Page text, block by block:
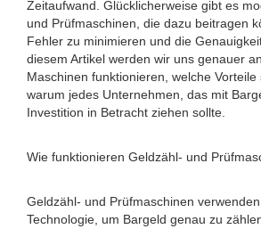
Zeitaufwand. Glücklicherweise gibt es
und Prüfmaschinen, die dazu beitragen
Fehler zu minimieren und die
diesem Artikel werden wir uns genauer
Maschinen funktionieren, welche Vorteile
warum jedes Unternehmen, das mit
Investition in Betracht ziehen sollte.
Wie funktionieren Geldzähl- und
Geldzähl- und Prüfmaschinen
Technologie, um Bargeld genau zu